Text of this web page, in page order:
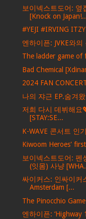
보이넥스트도어: 옆
[Knock on
#YEJI #IRVING
엔하이픈: JVKE와
The ladder game of
Bad Chemical
2024 FAN
나의 쟈근 EP.숨겨
저희 다시 데뷔해요
[STAY:SE...
K-WAVE 콘서트 인
Kiwoom Heroes'
보이넥스트도어: 펜
(잇몸) 사냥
싸이커스: 인싸이커
Amsterdam [...
The Pinocchio
엔하이픈: ‘Highway